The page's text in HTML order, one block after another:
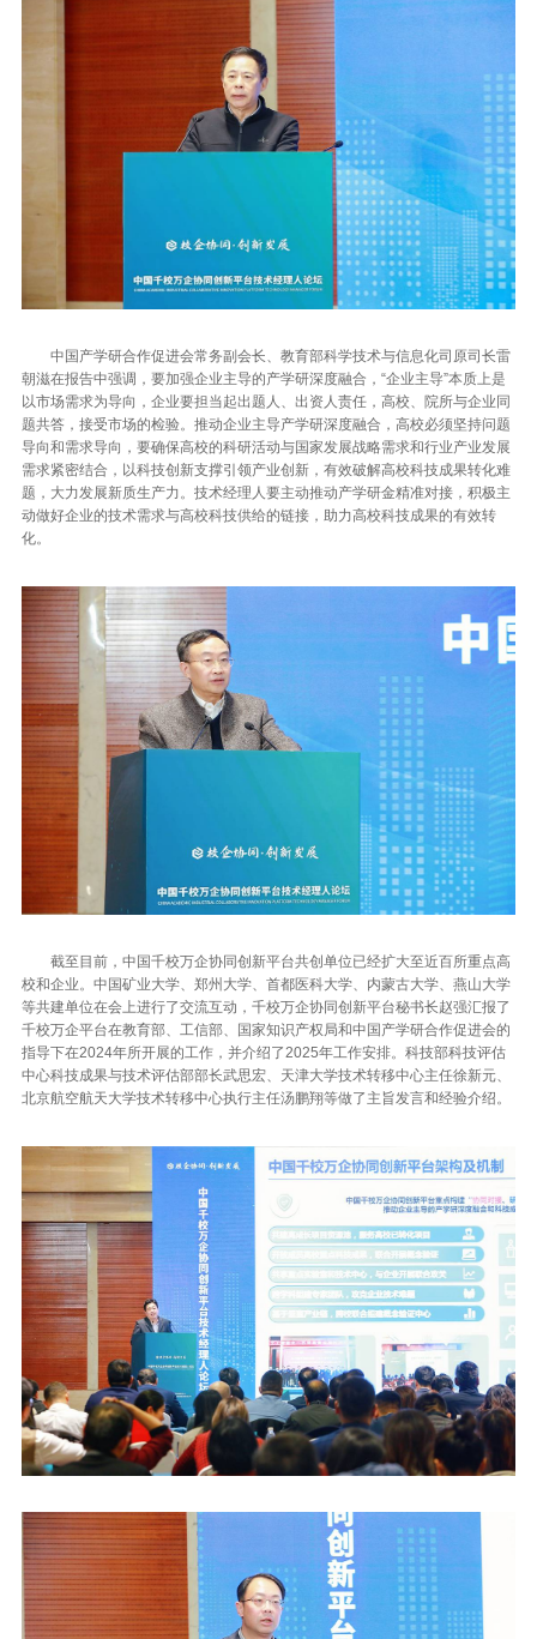
中国产学研合作促进会常务副会长、教育部科学技术与信息化司原司长雷
朝滋在报告中强调，要加强企业主导的产学研深度融合，“企业主导”本质上是
以市场需求为导向，企业要担当起出题人、出资人责任，高校、院所与企业同
题共答，接受市场的检验。推动企业主导产学研深度融合，高校必须坚持问题
导向和需求导向，要确保高校的科研活动与国家发展战略需求和行业产业发展
需求紧密结合，以科技创新支撑引领产业创新，有效破解高校科技成果转化难
题，大力发展新质生产力。技术经理人要主动推动产学研金精准对接，积极主
动做好企业的技术需求与高校科技供给的链接，助力高校科技成果的有效转
化。
截至目前，中国千校万企协同创新平台共创单位已经扩大至近百所重点高
校和企业。中国矿业大学、郑州大学、首都医科大学、内蒙古大学、燕山大学
等共建单位在会上进行了交流互动，千校万企协同创新平台秘书长赵强汇报了
千校万企平台在教育部、工信部、国家知识产权局和中国产学研合作促进会的
指导下在2024年所开展的工作，并介绍了2025年工作安排。科技部科技评估
中心科技成果与技术评估部部长武思宏、天津大学技术转移中心主任徐新元、
北京航空航天大学技术转移中心执行主任汤鹏翔等做了主旨发言和经验介绍。